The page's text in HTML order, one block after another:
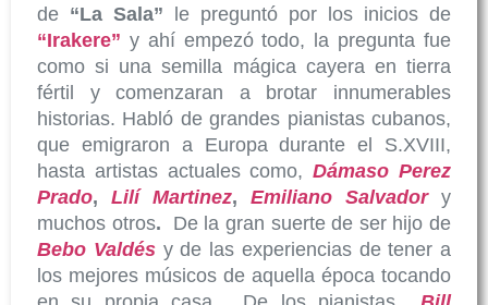
de “La Sala” le preguntó por los inicios de
“Irakere” y ahí empezó todo, la pregunta fue
como si una semilla mágica cayera en tierra
fértil y comenzaran a brotar innumerables
historias. Habló de grandes pianistas cubanos,
que emigraron a Europa durante el S.XVIII,
hasta artistas actuales como,Dámaso Perez
Prado, Lilí Martinez, Emiliano Salvador y
muchos otros. De la gran suerte de ser hijo de
Bebo Valdés y de las experiencias de tener a
los mejores músicos de aquella época tocando